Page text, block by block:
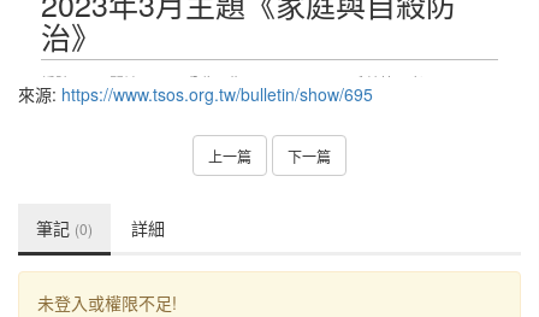
來源: https://www.tsos.org.tw/bulletin/show/695
上一篇 下一篇
筆記 (0) 詳細
未登入或權限不足!